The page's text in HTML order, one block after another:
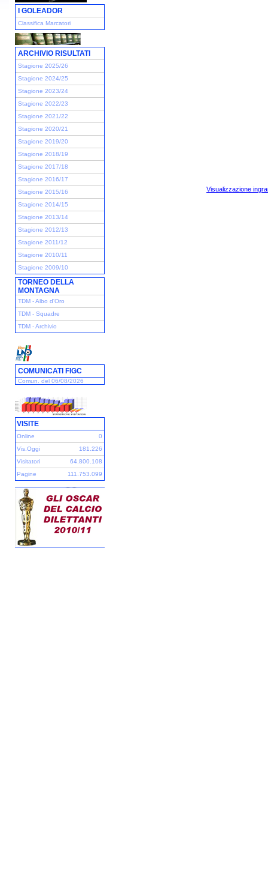
I GOLEADOR
Classifica Marcatori
ARCHIVIO RISULTATI
Stagione 2025/26
Stagione 2024/25
Stagione 2023/24
Stagione 2022/23
Stagione 2021/22
Stagione 2020/21
Stagione 2019/20
Stagione 2018/19
Stagione 2017/18
Stagione 2016/17
Stagione 2015/16
Stagione 2014/15
Stagione 2013/14
Stagione 2012/13
Stagione 2011/12
Stagione 2010/11
Stagione 2009/10
TORNEO DELLA
MONTAGNA
TDM - Albo d'Oro
TDM - Squadre
TDM - Archivio
COMUNICATI FIGC
Comun. del 06/08/2026
VISITE
Online
0
Vis.Oggi
181.226
Visitatori
64.800.108
Pagine
111.753.099
Visualizzazione